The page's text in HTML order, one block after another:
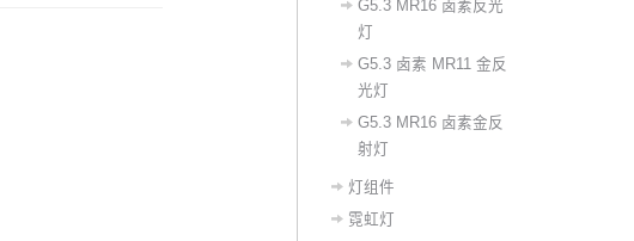
G5.3 MR16 卤素反光
灯
G5.3 卤素 MR11 金反
光灯
G5.3 MR16 卤素金反
射灯
灯组件
霓虹灯